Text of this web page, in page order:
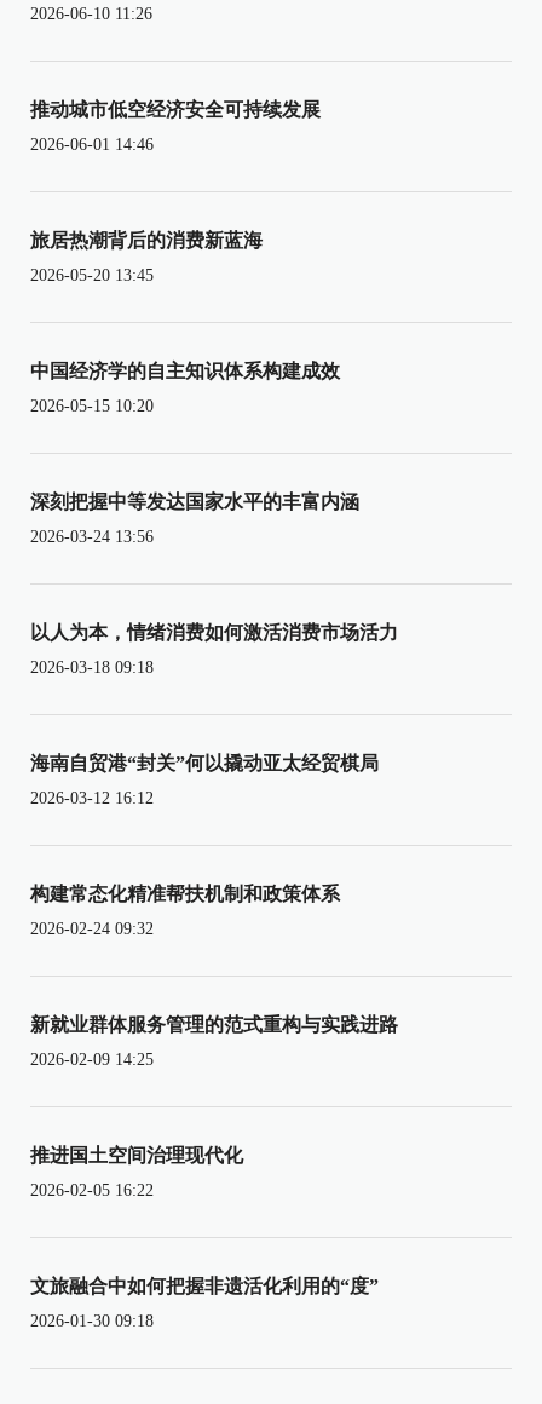
2026-06-10 11:26
推动城市低空经济安全可持续发展
2026-06-01 14:46
旅居热潮背后的消费新蓝海
2026-05-20 13:45
中国经济学的自主知识体系构建成效
2026-05-15 10:20
深刻把握中等发达国家水平的丰富内涵
2026-03-24 13:56
以人为本，情绪消费如何激活消费市场活力
2026-03-18 09:18
海南自贸港“封关”何以撬动亚太经贸棋局
2026-03-12 16:12
构建常态化精准帮扶机制和政策体系
2026-02-24 09:32
新就业群体服务管理的范式重构与实践进路
2026-02-09 14:25
推进国土空间治理现代化
2026-02-05 16:22
文旅融合中如何把握非遗活化利用的“度”
2026-01-30 09:18